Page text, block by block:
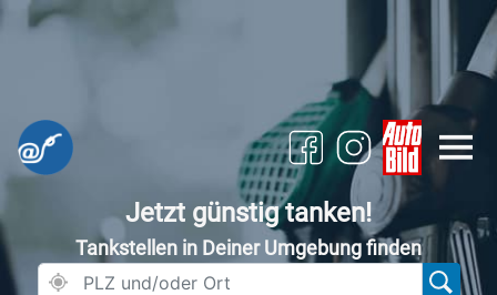
Jetzt günstig tanken!
Tankstellen in Deiner Umgebung finden